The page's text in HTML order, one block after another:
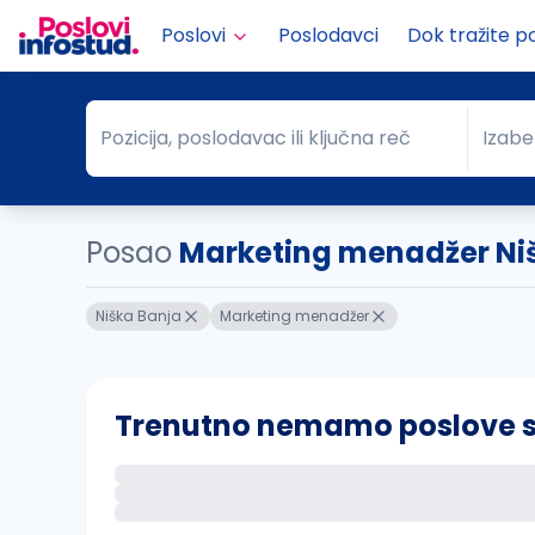
Poslovi Poslodavci Dok tražite
Pozicija, poslodavac ili ključna reč
Pozicija, poslodavac ili ključna reč Grad
Posao Marketing menadžer
Niška Banja Marketing menadžer
Trenutno nemamo poslove